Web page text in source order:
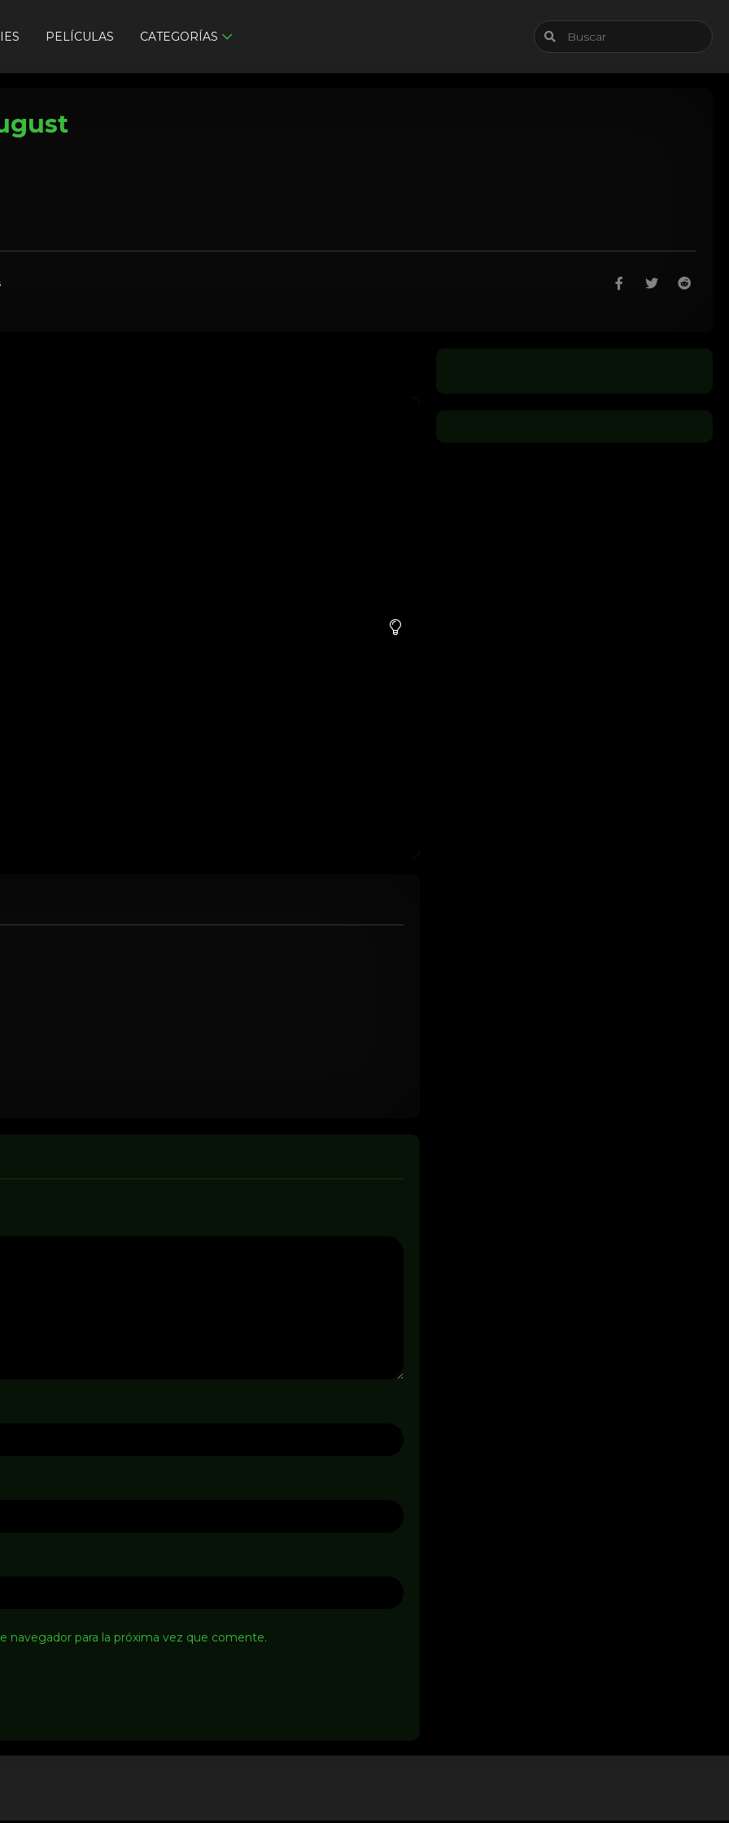
PELÍCULAS CATEGORÍAS
navegador para la próxima vez que comente.